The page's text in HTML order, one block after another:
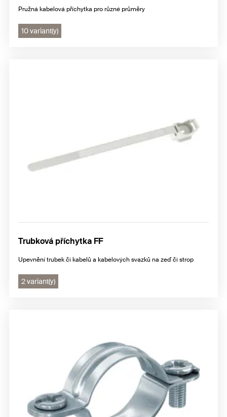
Pružná kabelová příchytka pro různé průměry
10 variant(y)
Trubková příchytka FF
Upevnění trubek či kabelů a kabelových svazků na zeď či strop
2 variant(y)